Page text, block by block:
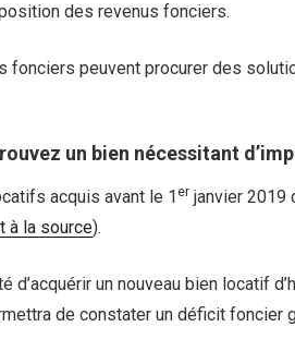
des revenus fonciers.
fonciers peuvent procurer des
un bien nécessitant
acquis avant le 1 er janvier 2019
à la source).
un nouveau bien locatif
de constater un déficit